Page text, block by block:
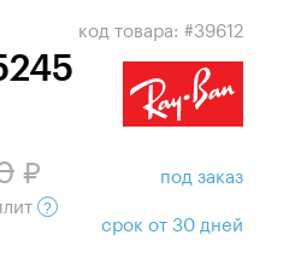
код товара: #39612
под заказ
срок от 30 дней